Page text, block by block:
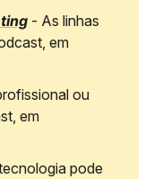
- As linhas
em
ou
em
pode